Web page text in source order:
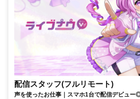
配信スタッフ(フルリモート)
声を使ったお仕事｜スマホ1台で配信デビュー